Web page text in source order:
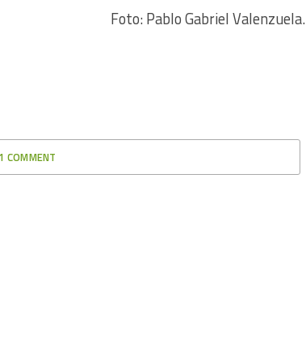
Foto: Pablo Gabriel Valenzuela.
1 COMMENT